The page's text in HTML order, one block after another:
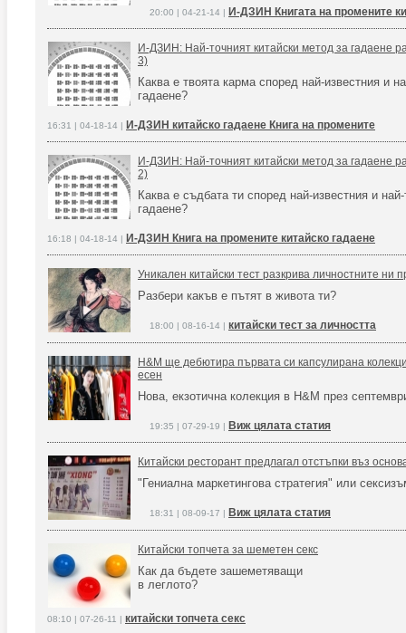
20:00 | 04-21-14 | И-ДЗИН Книгата на промените
И-ДЗИН: Най-точният китайски метод за гадаене
3)
Каква е твоята карма според най-известния и
гадаене?
16:31 | 04-18-14 | И-ДЗИН китайско гадаене Книга на промените
И-ДЗИН: Най-точният китайски метод за гадаене
2)
Каква е съдбата ти според най-известния и
гадаене?
16:18 | 04-18-14 | И-ДЗИН Книга на промените китайско гадаене
Уникален китайски тест разкрива личностните ни
Разбери какъв е пътят в живота ти?
18:00 | 08-16-14 | китайски тест за личността
H&M ще дебютира първата си капсулирана
есен
Нова, екзотична колекция в H&M през
19:35 | 07-29-19 | Виж цялата статия
Китайски ресторант предлагал отстъпки въз
"Гениална маркетингова стратегия" или
18:31 | 08-09-17 | Виж цялата статия
Китайски топчета за шеметен секс
Как да бъдете зашеметяващи
в леглото?
08:10 | 07-26-11 | китайски топчета секс